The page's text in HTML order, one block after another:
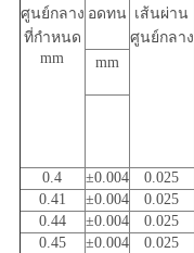
ศูนย์กลาง
ที่กำหนด
mm
อดทน เส้นผ่าน
ศูนย์กลาง
mm
0.4 ±0.004 0.025
0.41
±0.004 0.025
0.44
±0.004 0.025
0.45
±0.004 0.025